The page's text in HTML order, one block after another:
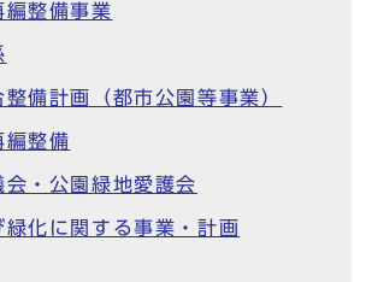
編整備事業
備計画（都市公園等事業）
編整備
・公園緑地愛護会
緑化に関する事業・計画